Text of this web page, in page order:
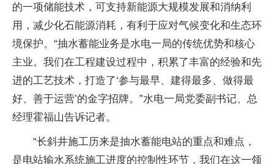
的一项储能技术，可支持新能源大规模发展和消纳利
用，减少化石能源消耗，有利于应对气候变化和生态环
境保护。“抽水蓄能业务是水电一局的传统优势和核心
主业。我们在工程建设过程中，积累了丰富的经验和先
进的工艺技术，打造了‘参与最早、建得最多、做得最
好、善于运营’的金字招牌。”水电一局党委副书记、总
经理霍福山告诉记者。
“长斜井施工历来是抽水蓄能电站的重点和难点，
是电站输水系统施工进度的控制性环节，我们在这一领